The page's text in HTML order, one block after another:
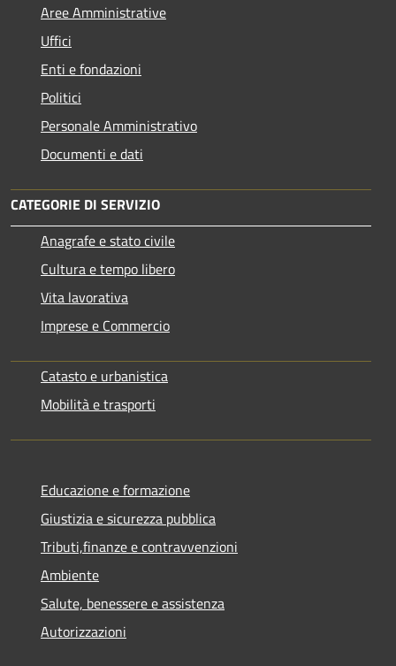
Aree Amministrative
Uffici
Enti e fondazioni
Politici
Personale Amministrativo
Documenti e dati
CATEGORIE DI SERVIZIO
Anagrafe e stato civile
Cultura e tempo libero
Vita lavorativa
Imprese e Commercio
Catasto e urbanistica
Mobilità e trasporti
Educazione e formazione
Giustizia e sicurezza pubblica
Tributi,finanze e contravvenzioni
Ambiente
Salute, benessere e assistenza
Autorizzazioni